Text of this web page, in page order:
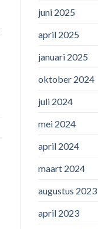
juni 2025
april 2025
januari 2025
oktober 2024
juli 2024
mei 2024
april 2024
maart 2024
augustus 2023
april 2023